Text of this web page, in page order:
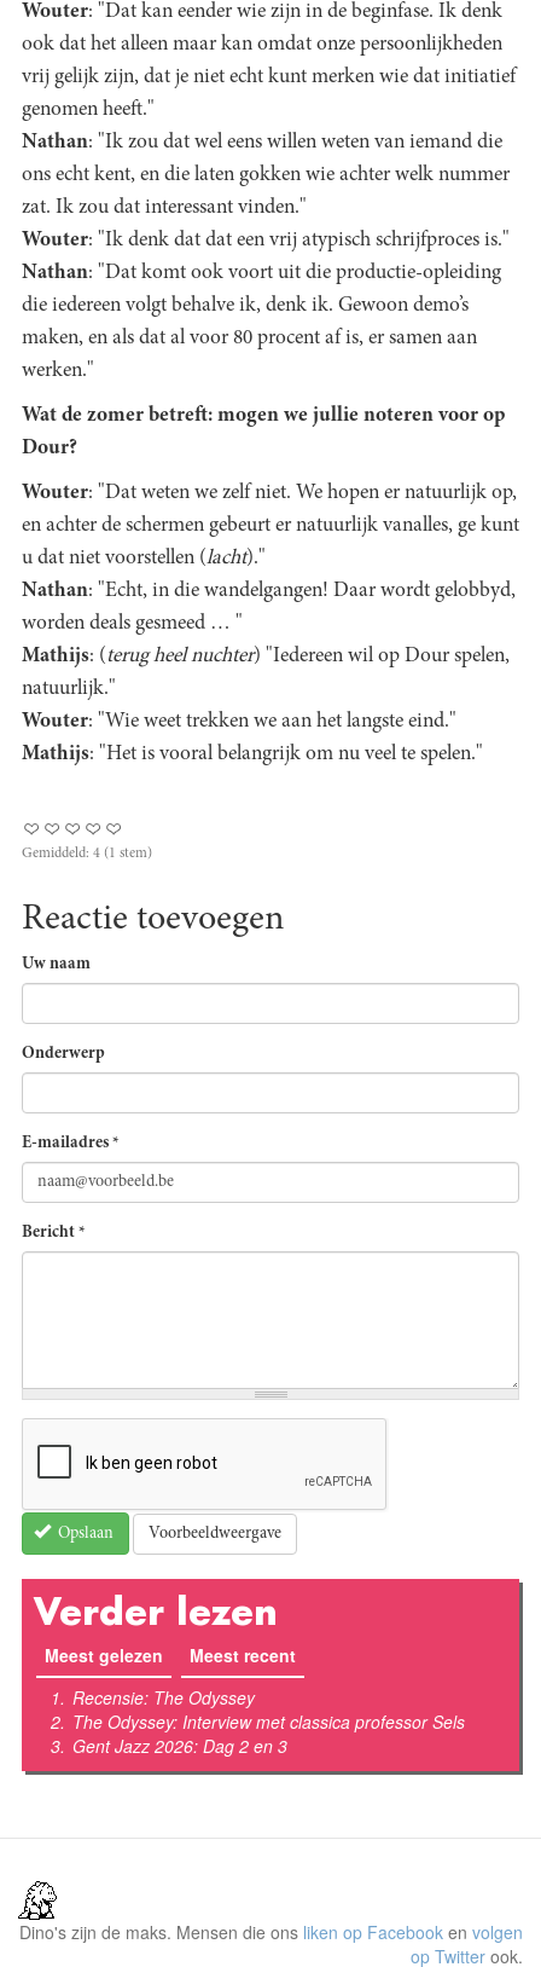
Wouter: "Dat kan eender wie zijn in de beginfase. Ik denk
ook dat het alleen maar kan omdat onze persoonlijkheden
vrij gelijk zijn, dat je niet echt kunt merken wie dat initiatief
genomen heeft."
Nathan: "Ik zou dat wel eens willen weten van iemand die
ons echt kent, en die laten gokken wie achter welk nummer
zat. Ik zou dat interessant vinden."
Wouter: "Ik denk dat dat een vrij atypisch schrijfproces is."
Nathan: "Dat komt ook voort uit die productie-opleiding
die iedereen volgt behalve ik, denk ik. Gewoon demo’s
maken, en als dat al voor 80 procent af is, er samen aan
werken."
Wat de zomer betreft: mogen we jullie noteren voor op
Dour?
Wouter: "Dat weten we zelf niet. We hopen er natuurlijk op,
en achter de schermen gebeurt er natuurlijk vanalles, ge kunt
u dat niet voorstellen (lacht)."
Nathan: "Echt, in die wandelgangen! Daar wordt gelobbyd,
worden deals gesmeed … "
Mathijs: (terugheel nuchter) "Iedereen wil op Dour spelen,
natuurlijk."
Wouter: "Wie weet trekken we aan het langste eind."
Mathijs: "Het is vooral belangrijk om nu veel te spelen."
Gemiddeld: 4 (1 stem)
Reactie toevoegen
Uw naam
Onderwerp
E-mailadres *
Bericht *
Opslaan Voorbeeldweergave
Verder lezen
Meest gelezen (actieve tabblad)
Meest recent
Recensie: The Odyssey
The Odyssey: Interview met classica professor Sels
Gent Jazz 2026: Dag 2 en 3
Dino's zijn de maks. Mensen die ons liken op Facebook en volgen
op Twitter ook.